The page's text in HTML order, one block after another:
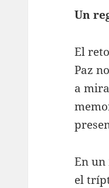
Un
El
Paz
a
En un
el